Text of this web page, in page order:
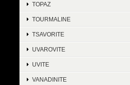
TOPAZ
TOURMALINE
TSAVORITE
UVAROVITE
UVITE
VANADINITE